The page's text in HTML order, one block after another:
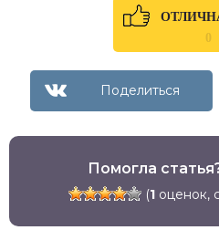
0
Помогла
(1оценок,